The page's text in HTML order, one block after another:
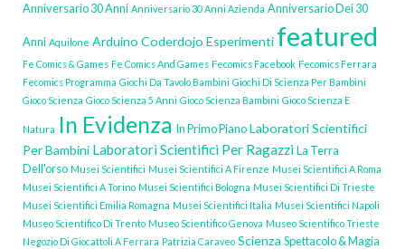
Anniversario 30 Anni Anniversario 30 Anni Azienda Anniversario Dei 30
Anni Aquilone Arduino Coderdojo Esperimenti featured
Fe Comics & Games Fe Comics And Games Fecomics Facebook Fecomics Ferrara
Fecomics Programma Giochi Da Tavolo Bambini Giochi Di Scienza Per Bambini
Gioco Scienza Gioco Scienza 5 Anni Gioco Scienza Bambini Gioco Scienza E
Natura In Evidenza In Primo PianoLaboratori Scientifici
Per Bambini Laboratori Scientifici Per RagazziLa Terra
Dell'orso Musei Scientifici Musei Scientifici A Firenze Musei Scientifici A Roma
Musei Scientifici A Torino Musei Scientifici Bologna Musei Scientifici Di Trieste
Musei Scientifici Emilia Romagna Musei Scientifici Italia Musei Scientifici Napoli
Museo Scientifico Di Trento Museo Scientifico Genova Museo Scientifico Trieste
Negozio Di Giocattoli A Ferrara Patrizia Caraveo Scienza Spettacolo & Magia